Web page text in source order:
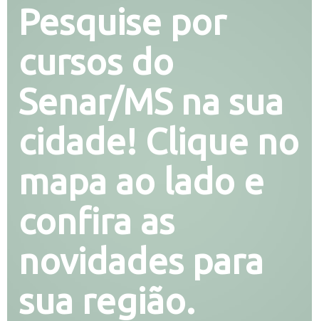
Pesquise por
cursos do
Senar/MS na sua
cidade! Clique no
mapa ao lado e
confira as
novidades para
sua região.